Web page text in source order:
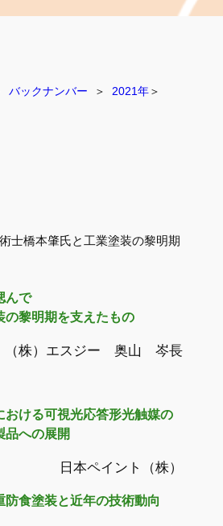
バックナンバー
  ＞
2021年＞
士橋本肇氏と工業塗装の黎明期
んで
の黎明期を支えたもの
（株）エスジー 奥山 岑長
おける可視光応答形光触媒の
品への展開
日本ペイント（株）
防食塗装と近年の技術動向